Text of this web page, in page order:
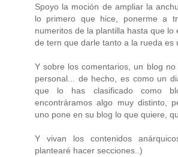
Spoyo la moción de ampliar la
lo primero que hice, ponerme a
numeritos de la plantilla hasta que lo
de tern que darle tanto a la rueda es
Y sobre los comentarios, un blog
personal... de hecho, es como un
que lo has clasificado como
encontráramos algo muy distinto,
uno pone en su blog lo que quiere,
Y vivan los contenidos
plantearé hacer secciones..)